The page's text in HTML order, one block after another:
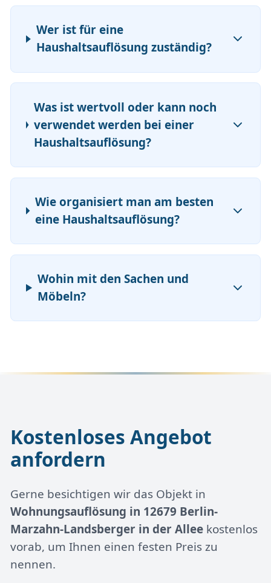
Wer ist für eine
Haushaltsauflösung zuständig?
Was ist wertvoll oder kann noch
verwendet werden bei einer
Haushaltsauflösung?
Wie organisiert man am besten
eine Haushaltsauflösung?
Wohin mit den Sachen und
Möbeln?
Kostenloses Angebot
anfordern
Gerne besichtigen wir das Objekt in
Wohnungsauflösung in 12679 Berlin-
Marzahn-Landsberger in der Alleekostenlos
vorab, um Ihnen einen festen Preis zu
nennen.